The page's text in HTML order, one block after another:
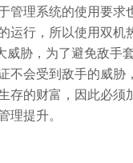
管理系统的使用要求
运行，所以使用双机
威胁，为了避免敌手
不会受到敌手的威胁
存的财富，因此必须
理提升。